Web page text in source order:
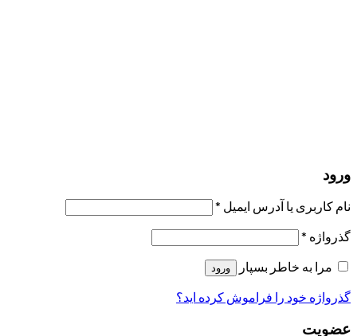
ورود
نام کاربری یا آدرس ایمیل *
گذرواژه *
مرا به خاطر بسپار
ورود
گذرواژه خود را فراموش کرده اید؟
عضویت